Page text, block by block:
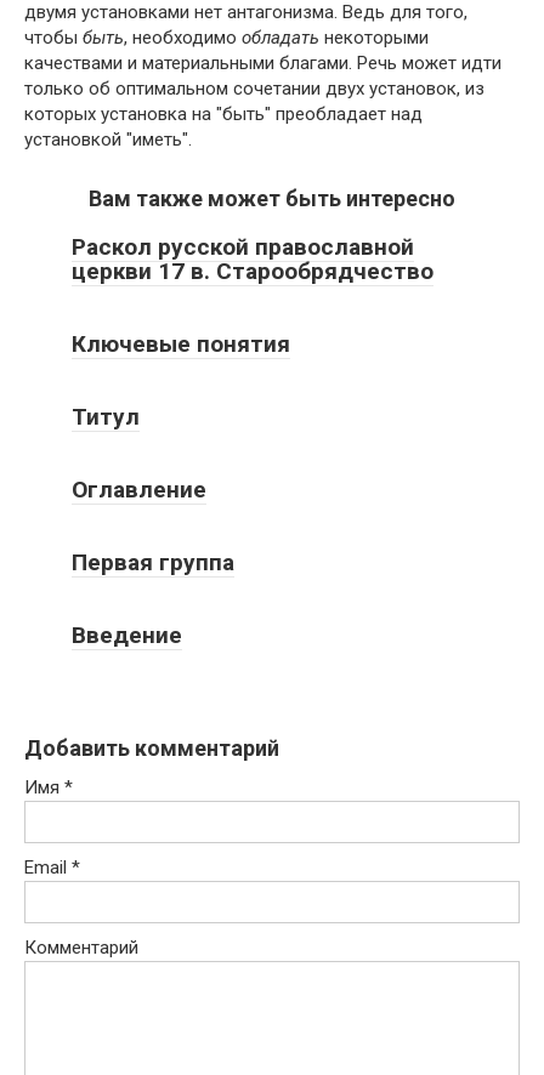
двумя установками нет антагонизма. Ведь для того,
чтобы быть, необходимо обладать некоторыми
качествами и материальными благами. Речь может идти
только об оптимальном сочетании двух установок, из
которых установка на "быть" преобладает над
установкой "иметь".
Вам также может быть интересно
Раскол русской православной
церкви 17 в. Старообрядчество
Ключевые понятия
Титул
Оглавление
Первая группа
Введение
Добавить комментарий
Имя *
Email *
Комментарий